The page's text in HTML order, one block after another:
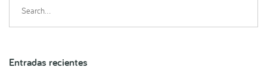
Entradas recientes